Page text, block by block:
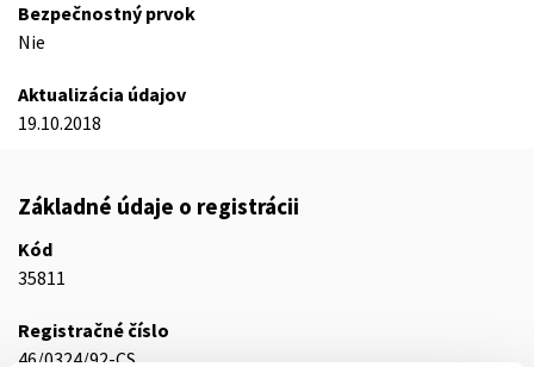
Bezpečnostný prvok
Nie
Aktualizácia údajov
19.10.2018
Základné údaje o registrácii
Kód
35811
Registračné číslo
46/0324/92-CS